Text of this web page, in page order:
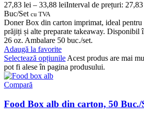
27,83 lei – 33,88 leiInterval de prețuri:
Buc/Set cu TVA
Doner Box din carton imprimat, ideal pentru
prăjiți și alte preparate takeaway. Disponibil
26 oz. Ambalare 50 buc./set.
Adaugă la favorite
Selectează opțiunile Acest produs are mai
pot fi alese în pagina produsului.
Compară
Food Box alb din carton, 50 Buc./